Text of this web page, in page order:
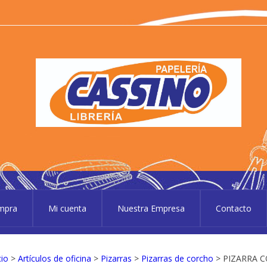
Mi cuenta Nuestra Empresa Contacto
> Artículos de oficina > Pizarras > Pizarras de corcho > PIZARRA